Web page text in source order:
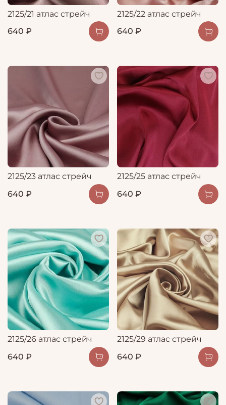
2125/21 атлас стрейч
640 ₽
2125/22 атлас стрейч
640 ₽
2125/23 атлас стрейч
640 ₽
2125/25 атлас стрейч
640 ₽
2125/26 атлас стрейч
640 ₽
2125/29 атлас стрейч
640 ₽